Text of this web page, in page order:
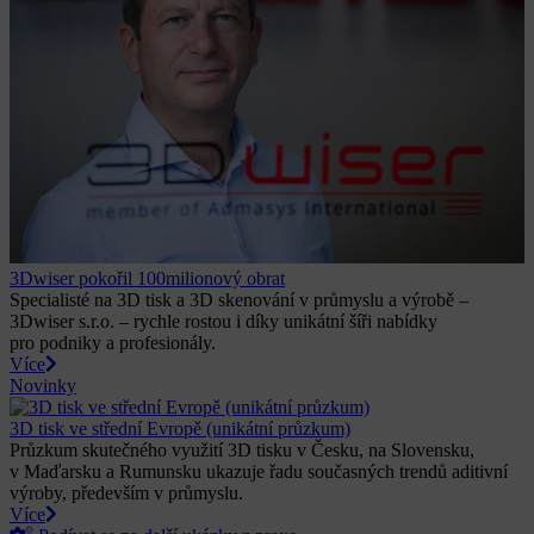
3Dwiser pokořil 100milionový obrat​
Specialisté na 3D tisk a 3D skenování v průmyslu a výrobě –
3Dwiser s.r.o. – rychle rostou i díky unikátní šíři nabídky
pro podniky a profesionály​.
Více
Novinky
3D tisk ve střední Evropě (unikátní průzkum)
Průzkum skutečného využití 3D tisku v Česku, na Slovensku,
v Maďarsku a Rumunsku ukazuje řadu současných trendů aditivní
výroby, především v průmyslu.
Více